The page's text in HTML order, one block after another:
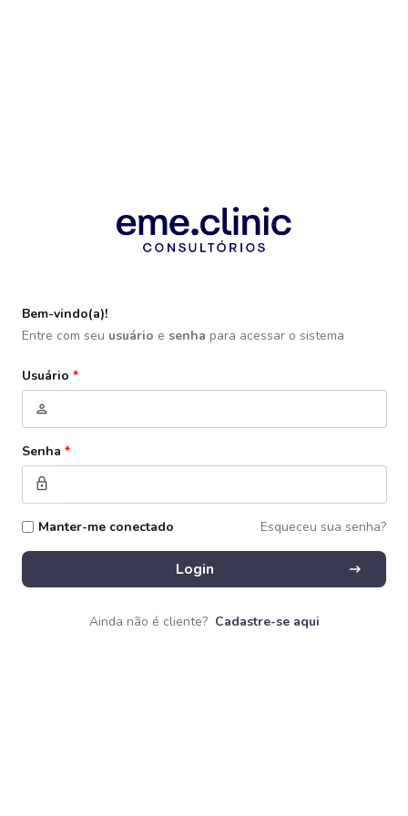
Bem-vindo(a)!
Entre com seu usuário e senha para acessar o sistema
Usuário *
person
Senha *
lock
Manter-me conectado Esqueceu sua senha?
Login arrow_right_alt
Ainda não é cliente? Cadastre-se aqui